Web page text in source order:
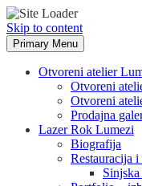
Skip to content
Primary Menu
Otvoreni atelier
Otvoreni
Otvoreni
Prodajna
Lazer Rok Lumezi
Biografija
Restauracija
Sinjska